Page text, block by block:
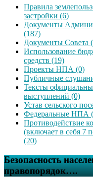
Правила
застройки (6)
Документы
(187)
Документы Совета
Использование
средств (19)
Проекты НПА (0)
Публичные
Тексты
выступлений (0)
Устав сельского
Федеральные НПА
Противодействие
(включает в себя 7
(20)
Безопасность
правопорядок….